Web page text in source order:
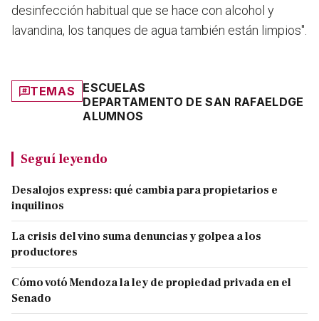
desinfección habitual que se hace con alcohol y
lavandina, los tanques de agua también están limpios".
TEMAS
ESCUELAS
DEPARTAMENTO DE SAN RAFAELDGE
ALUMNOS
Seguí leyendo
Desalojos express: qué cambia para propietarios e
inquilinos
La crisis del vino suma denuncias y golpea a los
productores
Cómo votó Mendoza la ley de propiedad privada en el
Senado